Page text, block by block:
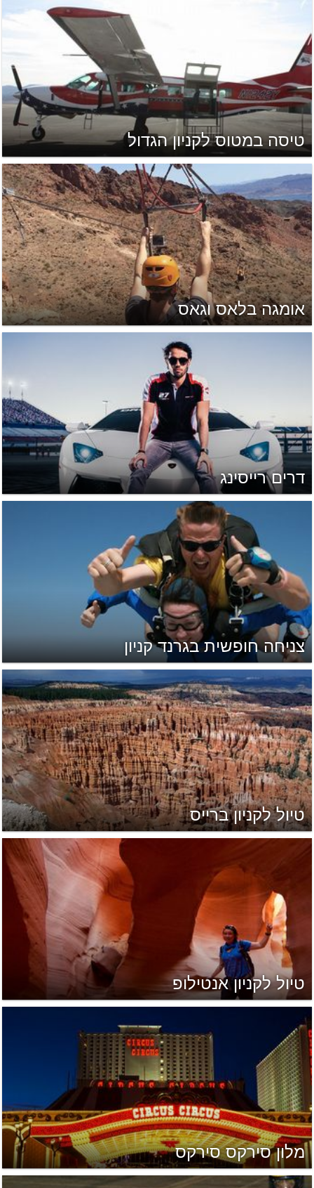
טיסה במטוס לקניון הגדול
אומגה בלאס וגאס
דרים רייסינג
צניחה חופשית בגרנד קניון
טיול לקניון ברייס
טיול לקניון אנטילופ
מלון סירקס סירקס